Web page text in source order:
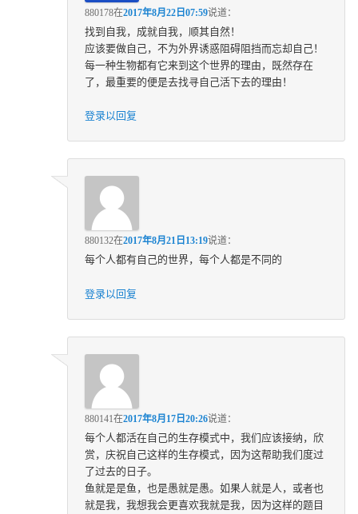
880178在2017年8月22日07:59说道：
找到自我，成就自我，顺其自然！
应该要做自己，不为外界诱惑阻碍阻挡而忘却自己！
每一种生物都有它来到这个世界的理由，既然存在
了，最重要的便是去找寻自己活下去的理由！
登录以回复
880132在2017年8月21日13:19说道：
每个人都有自己的世界，每个人都是不同的
登录以回复
880141在2017年8月17日20:26说道：
每个人都活在自己的生存模式中，我们应该接纳，欣
赏，庆祝自己这样的生存模式，因为这帮助我们度过
了过去的日子。
鱼就是是鱼，也是愚就是愚。如果人就是人，或者也
就是我，我想我会更喜欢我就是我，因为这样的题目